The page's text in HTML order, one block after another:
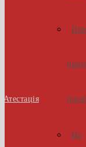
Атестація
На